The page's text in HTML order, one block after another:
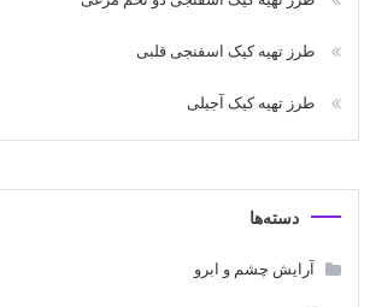
طرز تهیه کیک اسفنجی قلبی
طرز تهیه کیک آجیلی
دسته‌ها
آرایش چشم و ابرو